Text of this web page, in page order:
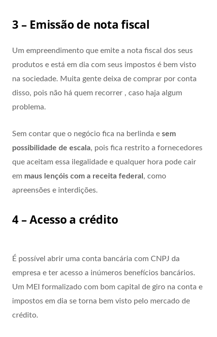
3 – Emissão de nota fiscal
Um empreendimento que emite a nota fiscal dos seus
produtos e está em dia com seus impostos é bem visto
na sociedade. Muita gente deixa de comprar por conta
disso, pois não há quem recorrer , caso haja algum
problema.
Sem contar que o negócio fica na berlinda e sem
possibilidade de escala, pois fica restrito a fornecedores
que aceitam essa ilegalidade e qualquer hora pode cair
em maus lençóis com a receita federal , como
apreensões e interdições.
4 – Acesso a crédito
É possível abrir uma conta bancária com CNPJ da
empresa e ter acesso a inúmeros benefícios bancários.
Um MEI formalizado com bom capital de giro na conta e
impostos em dia se torna bem visto pelo mercado de
crédito.